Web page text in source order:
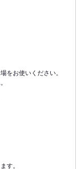
をお使いください。
す。